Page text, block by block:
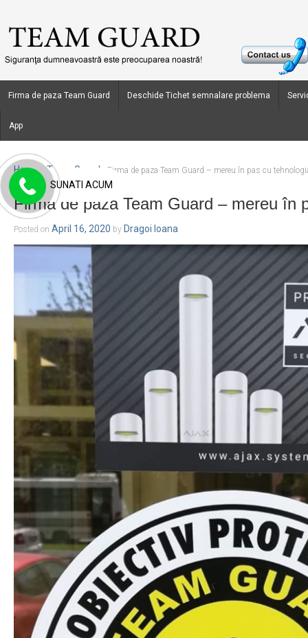
Firma de paza Team Guard Deschide Tichet semnalare problema
App
Home Team Guard Firma de paza Team Guard – mereu în pas cu
Firma de paza Team Guard – mereu în
Posted on April 16, 2020 by Dragoi Ioana
SUNATI ACUM